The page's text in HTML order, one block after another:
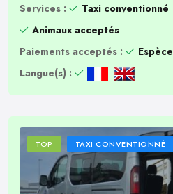
Services :
Taxi conventionné
Animaux acceptés
Paiements acceptés :
Espèce
Langue(s) :
TOP TAXI CONVENTIONNÉ